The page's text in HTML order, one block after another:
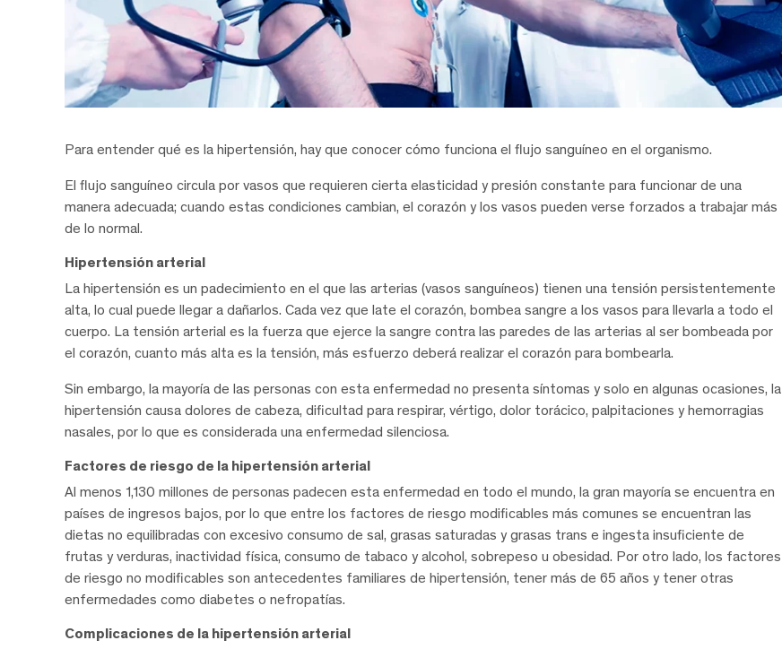
Para entender qué es la hipertensión, hay que conocer cómo funciona el flujo sanguíneo en el organismo.
El flujo sanguíneo circula por vasos que requieren cierta elasticidad y presión constante para funcionar de una
manera adecuada; cuando estas condiciones cambian, el corazón y los vasos pueden verse forzados a trabajar más
de lo normal.
Hipertensión arterial
La hipertensión es un padecimiento en el que las arterias (vasos sanguíneos) tienen una tensión persistentemente
alta, lo cual puede llegar a dañarlos. Cada vez que late el corazón, bombea sangre a los vasos para llevarla a todo el
cuerpo. La tensión arterial es la fuerza que ejerce la sangre contra las paredes de las arterias al ser bombeada por
el corazón, cuanto más alta es la tensión, más esfuerzo deberá realizar el corazón para bombearla.
Sin embargo, la mayoría de las personas con esta enfermedad no presenta síntomas y solo en algunas ocasiones, la
hipertensión causa dolores de cabeza, dificultad para respirar, vértigo, dolor torácico, palpitaciones y hemorragias
nasales, por lo que es considerada una enfermedad silenciosa.
Factores de riesgo de la hipertensión arterial
Al menos 1,130 millones de personas padecen esta enfermedad en todo el mundo, la gran mayoría se encuentra en
países de ingresos bajos, por lo que entre los factores de riesgo modificables más comunes se encuentran las
dietas no equilibradas con excesivo consumo de sal, grasas saturadas y grasas trans e ingesta insuficiente de
frutas y verduras, inactividad física, consumo de tabaco y alcohol, sobrepeso u obesidad. Por otro lado, los factores
de riesgo no modificables son antecedentes familiares de hipertensión, tener más de 65 años y tener otras
enfermedades como diabetes o nefropatías.
Complicaciones de la hipertensión arterial